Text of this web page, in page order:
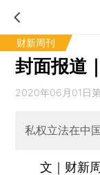
财新周刊
封面报道
2020年06月01日
私权立法在中
文｜财新